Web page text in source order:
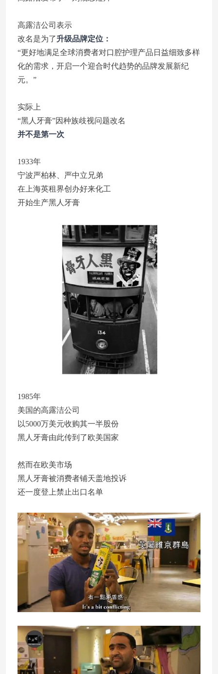
高露洁公司表示
改名是为了升级品牌定位：
“更好地满足全球消费者对口腔护理产品日益细致多样
化的需求，开启一个迎合时代趋势的品牌发展新纪
元。”
实际上
“黑人牙膏”因种族歧视问题改名
并不是第一次
1933年
宁波严柏林、严中立兄弟
在上海英租界创办好来化工
开始生产黑人牙膏
1985年
美国的高露洁公司
以5000万美元收购其一半股份
黑人牙膏由此传到了欧美国家
然而在欧美市场
黑人牙膏被消费者铺天盖地投诉
还一度登上禁止出口名单